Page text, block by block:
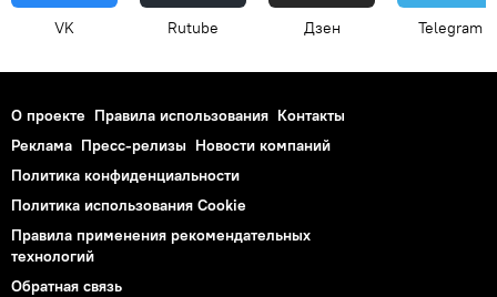
VK Rutube Дзен Telegram
О проекте Правила использования Контакты
Реклама Пресс-релизы Новости компаний
Политика конфиденциальности
Политика использования Cookie
Правила применения рекомендательных
технологий
Обратная связь